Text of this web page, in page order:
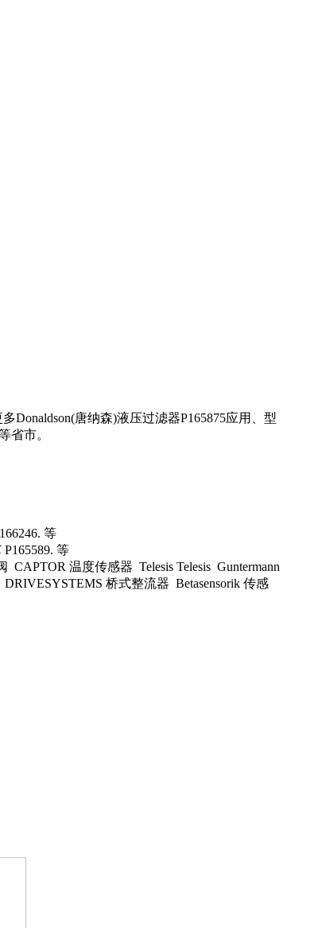
Donaldson(唐纳森)液压过滤器P165875应用、型
省市。
等
等
CAPTOR 温度传感器 Telesis Telesis Guntermann
桥式整流器 Betasensorik 传感